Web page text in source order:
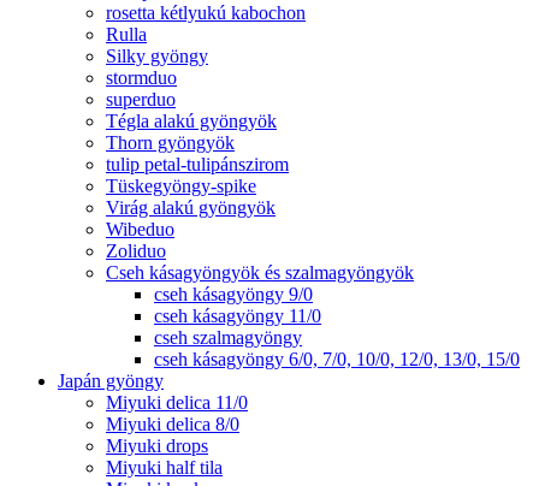
rosetta kétlyukú kabochon
Rulla
Silky gyöngy
stormduo
superduo
Tégla alakú gyöngyök
Thorn gyöngyök
tulip petal-tulipánszirom
Tüskegyöngy-spike
Virág alakú gyöngyök
Wibeduo
Zoliduo
Cseh kásagyöngyök és szalmagyöngyök
cseh kásagyöngy 9/0
cseh kásagyöngy 11/0
cseh szalmagyöngy
cseh kásagyöngy 6/0, 7/0, 10/0, 12/0, 13/0, 15/0
Japán gyöngy
Miyuki delica 11/0
Miyuki delica 8/0
Miyuki drops
Miyuki half tila